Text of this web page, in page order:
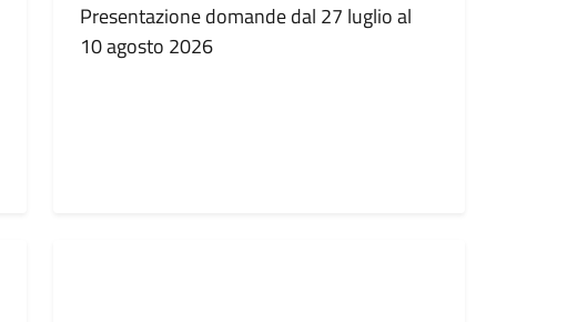
Presentazione domande dal 27 luglio al
10 agosto 2026